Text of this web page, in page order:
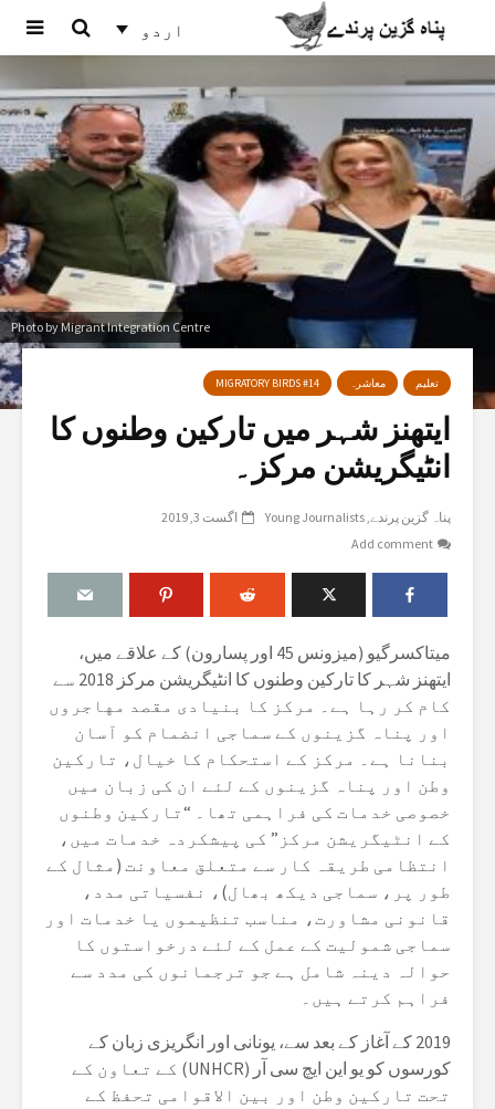
اردو
Photo by Migrant Integration Centre
تعلیم معاشرہ MIGRATORY BIRDS #14
ایتھنز شہر میں تارکین وطنوں کا
انٹیگریشن مرکز۔
پناہ گزین پرندے Young Journalists
اگست 3, 2019
Add comment
میتاکسرگیو (میزونس 45 اور پسارون) کے علاقے میں،
ایتھنز شہر کا تارکین وطنوں کا انٹیگریشن مرکز 2018 سے
کام کر رہا ہے۔ مرکز کا بنیادی مقصد مهاجروں
اور پناہ گزینوں کے سماجی انضمام کو آسان
بنانا ہے۔ مرکز کے استحکام کا خیال، تارکین
وطن اور پناہ گزینوں کے لئے ان کی زبان میں
خصوصی خدمات کی فراہمی تھا۔ “تارکین وطنوں
کے انٹیگریشن مرکز” کی پیشکردہ خدمات میں،
انتظامی طریقہ کار سے متعلق معاونت (مثال کے
طور پر، سماجی دیکھ بھال)، نفسیاتی مدد،
قانونی مشاورت، مناسب تنظیموں یا خدمات اور
سماجی شمولیت کے عمل کے لئے درخواستوں کا
حوالہ دینہ شامل ہے جو ترجمانوں کی مدد سے
فراہم کرتے ہیں۔
2019 کے آغاز کے بعد سے، یونانی اور انگریزی زبان کے
کورسوں کو یو این ایچ سی آر (UNHCR) کے تعاون کے
تحت تارکین وطن اور بین الاقوامی تحفظ کے